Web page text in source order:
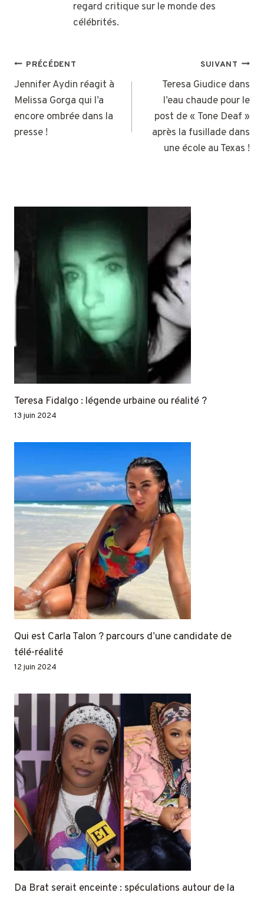
regard critique sur le monde des
célébrités.
NAVIGATION
DE
L’ARTICLE
PRÉCÉDENT
Jennifer Aydin réagit à
Melissa Gorga qui l’a
encore ombrée dans la
presse !
SUIVANT
Teresa Giudice dans
l’eau chaude pour le
post de « Tone Deaf »
après la fusillade dans
une école au Texas !
Teresa Fidalgo : légende urbaine ou réalité ?
13 juin 2024
Qui est Carla Talon ? parcours d’une candidate de
télé-réalité
12 juin 2024
Da Brat serait enceinte : spéculations autour de la